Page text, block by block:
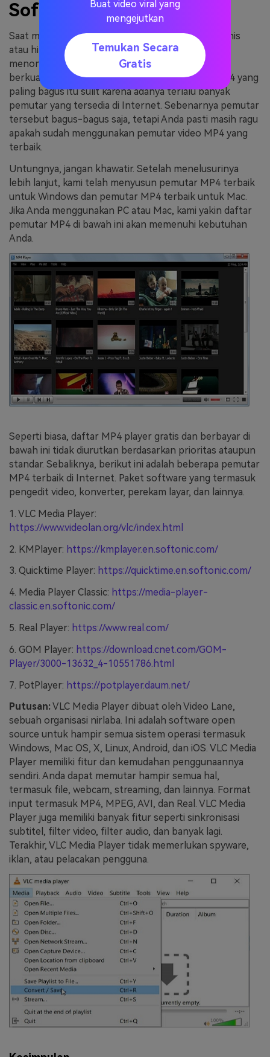
Software
Saat mengedit atau memanipulasi video untuk bisnis
atau hiburan, Anda mungkin harus terlebih dahulu
menonton sebuah video. Mencari pemutar video
berkualitas tinggi. Menemukan pemutar video MP4 yang
paling bagus itu sulit karena adanya terlalu banyak
pemutar yang tersedia di Internet. Sebenarnya pemutar
tersebut bagus-bagus saja, tetapi Anda pasti masih ragu
apakah sudah menggunakan pemutar video MP4 yang
terbaik.
Untungnya, jangan khawatir. Setelah menelusurinya
lebih lanjut, kami telah menyusun pemutar MP4 terbaik
untuk Windows dan pemutar MP4 terbaik untuk Mac.
Jika Anda menggunakan PC atau Mac, kami yakin daftar
pemutar MP4 di bawah ini akan memenuhi kebutuhan
Anda.
Seperti biasa, daftar MP4 player gratis dan berbayar di
bawah ini tidak diurutkan berdasarkan prioritas ataupun
standar. Sebaliknya, berikut ini adalah beberapa pemutar
MP4 terbaik di Internet. Paket software yang termasuk
pengedit video, konverter, perekam layar, dan lainnya.
1. VLC Media Player:
https://www.videolan.org/vlc/index.html
2. KMPlayer: https://kmplayer.en.softonic.com/
3. Quicktime Player: https://quicktime.en.softonic.com/
4. Media Player Classic: https://media-player-
classic.en.softonic.com/
5. Real Player: https://www.real.com/
6. GOM Player: https://download.cnet.com/GOM-
Player/3000-13632_4-10551786.html
7. PotPlayer: https://potplayer.daum.net/
Putusan:VLC Media Player dibuat oleh Video Lane,
sebuah organisasi nirlaba. Ini adalah software open
source untuk hampir semua sistem operasi termasuk
Windows, Mac OS, X, Linux, Android, dan iOS. VLC Media
Player memiliki fitur dan kemudahan penggunaannya
sendiri. Anda dapat memutar hampir semua hal,
termasuk file, webcam, streaming, dan lainnya. Format
input termasuk MP4, MPEG, AVI, dan Real. VLC Media
Player juga memiliki banyak fitur seperti sinkronisasi
subtitel, filter video, filter audio, dan banyak lagi.
Terakhir, VLC Media Player tidak memerlukan spyware,
iklan, atau pelacakan pengguna.
Buat video viral yang
mengejutkan
Temukan Secara
Gratis